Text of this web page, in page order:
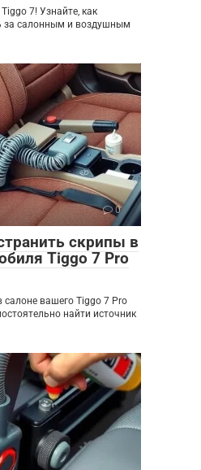
7! Узнайте, как
за салонным и воздушным
0
скрипы в
Tiggo 7 Pro
вашего Tiggo 7 Pro
найти источник